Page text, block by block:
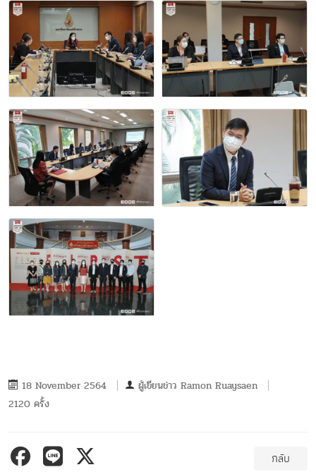
18 November 2564 ผู้เขียนข่าว Ramon Ruaysaen
2120 ครั้ง
กลับ